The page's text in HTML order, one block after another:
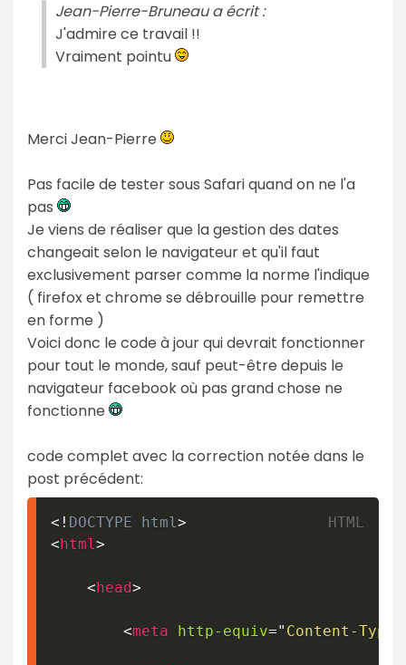
Jean-Pierre-Bruneau a écrit :
J'admire ce travail !!
Vraiment pointu
Merci Jean-Pierre
Pas facile de tester sous Safari quand on ne l'a
pas
Je viens de réaliser que la gestion des dates
changeait selon le navigateur et qu'il faut
exclusivement parser comme la norme l'indique
( firefox et chrome se débrouille pour remettre
en forme )
Voici donc le code à jour qui devrait fonctionner
pour tout le monde, sauf peut-être depuis le
navigateur facebook où pas grand chose ne
fonctionne
code complet avec la correction notée dans le
post précédent:
<! DOCTYPE html>
<html>
<head>
<meta http-equiv=" Content-Type